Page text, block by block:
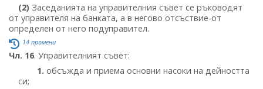
(2) Заседанията на управителния съвет се ръководят
от управителя на банката, а в негово отсъствие-от
определен от него подуправител.
14 промени
Чл. 16. Управителният съвет:
1. обсъжда и приема основни насоки на дейността
си;